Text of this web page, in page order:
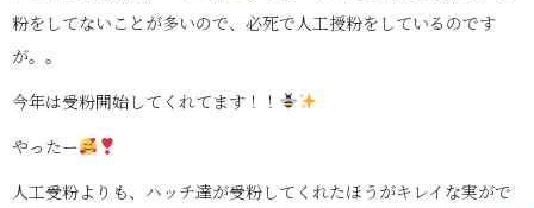
粉をしてないことが多いので、必死で人工授粉をしているのです
が。。
今年は受粉開始してくれてます！！
やったー
人工受粉よりも、ハッチ達が受粉してくれたほうがキレイな実がで